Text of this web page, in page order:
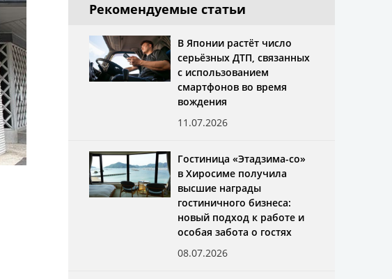
Español
العربية
и напитки
Рекомендуемые статьи
В Японии растёт число
серьёзных ДТП, связанных
с использованием
смартфонов во время
вождения
11.07.2026
Гостиница «Этадзима-со»
в Хиросиме получила
высшие награды
гостиничного бизнеса:
новый подход к работе и
особая забота о гостях
08.07.2026